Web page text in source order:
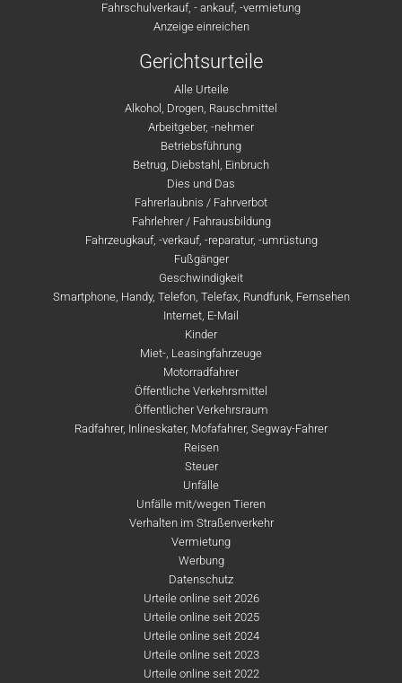
Fahrschulverkauf, - ankauf, -vermietung
Anzeige einreichen
Gerichtsurteile
Alle Urteile
Alkohol, Drogen, Rauschmittel
Arbeitgeber, -nehmer
Betriebsführung
Betrug, Diebstahl, Einbruch
Dies und Das
Fahrerlaubnis / Fahrverbot
Fahrlehrer / Fahrausbildung
Fahrzeugkauf, -verkauf, -reparatur, -umrüstung
Fußgänger
Geschwindigkeit
Smartphone, Handy, Telefon, Telefax, Rundfunk, Fernsehen
Internet, E-Mail
Kinder
Miet-, Leasingfahrzeuge
Motorradfahrer
Öffentliche Verkehrsmittel
Öffentlicher Verkehrsraum
Radfahrer, Inlineskater, Mofafahrer, Segway-Fahrer
Reisen
Steuer
Unfälle
Unfälle mit/wegen Tieren
Verhalten im Straßenverkehr
Vermietung
Werbung
Datenschutz
Urteile online seit 2026
Urteile online seit 2025
Urteile online seit 2024
Urteile online seit 2023
Urteile online seit 2022